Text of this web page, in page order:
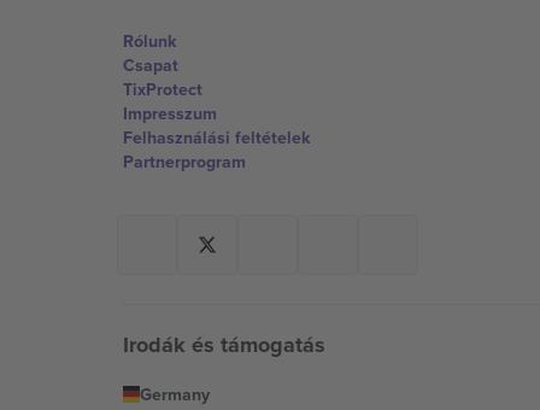
Rólunk
Csapat
TixProtect
Impresszum
Felhasználási feltételek
Partnerprogram
Irodák és támogatás
Germany